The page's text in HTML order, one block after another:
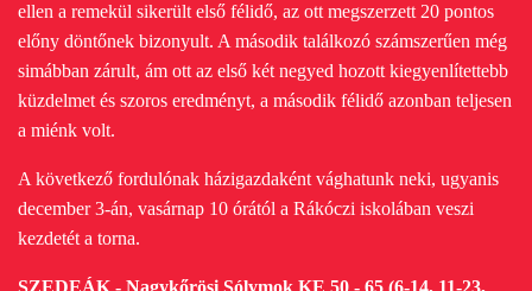
ellen a remekül sikerült első félidő, az ott megszerzett 20 pontos
előny döntőnek bizonyult. A második találkozó számszerűen még
simábban zárult, ám ott az első két negyed hozott kiegyenlítettebb
küzdelmet és szoros eredményt, a második félidő azonban teljesen
a miénk volt.
A következő fordulónak házigazdaként vághatunk neki, ugyanis
december 3-án, vasárnap 10 órától a Rákóczi iskolában veszi
kezdetét a torna.
SZEDEÁK - Nagykőrösi Sólymok KE 50 - 65 (6-14, 11-23,